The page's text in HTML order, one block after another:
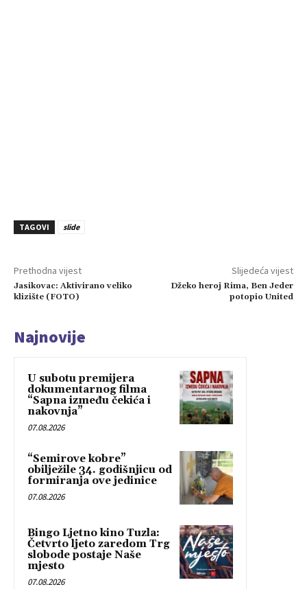
TAGOVI slide
Prethodna vijest
Jasikovac: Aktivirano veliko
klizište (FOTO)
Slijedeća vijest
Džeko heroj Rima, Ben Jeder
potopio United
Najnovije
U subotu premijera
dokumentarnog filma
“Sapna između čekića i
nakovnja”
07.08.2026
“Semirove kobre”
obilježile 34. godišnjicu od
formiranja ove jedinice
07.08.2026
Bingo Ljetno kino Tuzla:
Četvrto ljeto zaredom Trg
slobode postaje Naše
mjesto
07.08.2026